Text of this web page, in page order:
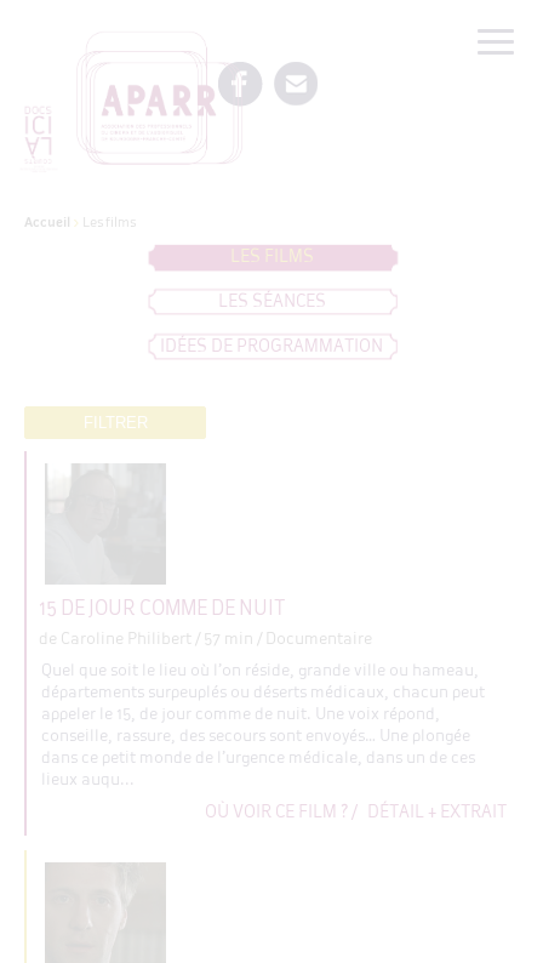
Accueil > Les films
LES FILMS
LES SÉANCES
IDÉES DE PROGRAMMATION
FILTRER
15 DE JOUR COMME DE NUIT
de Caroline Philibert / 57 min / Documentaire
Quel que soit le lieu où l’on réside, grande ville ou hameau,
départements surpeuplés ou déserts médicaux, chacun peut
appeler le 15, de jour comme de nuit. Une voix répond,
conseille, rassure, des secours sont envoyés… Une plongée
dans ce petit monde de l’urgence médicale, dans un de ces
lieux auqu...
OÙ VOIR CE FILM ? / DÉTAIL + EXTRAIT